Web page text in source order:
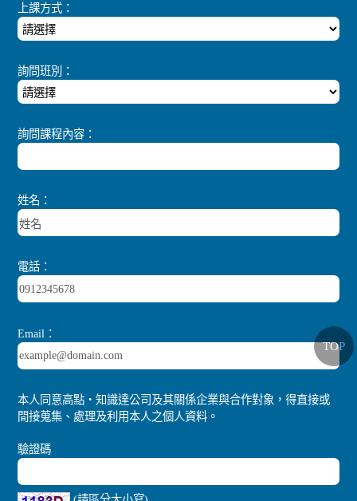
上課方式：
詢問班別：
詢問課程內容：
姓名：
電話：
Email：
本人同意高點‧知識達公司及其關係企業與合作對象，得直接或
間接蒐集、處理及利用本人之個人資料。
驗證碼
TOP